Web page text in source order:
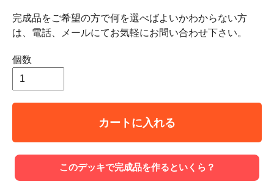
完成品をご希望の方で何を選べばよいかわからない方
は、電話、メールにてお気軽にお問い合わせ下さい。
個数
カートに入れる
このデッキで完成品を作るといくら？